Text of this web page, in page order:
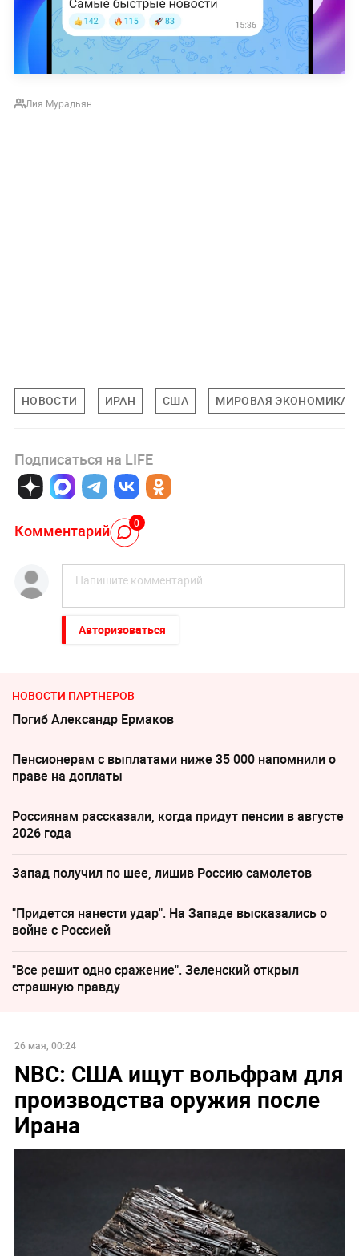
Лия Мурадьян
НОВОСТИ ИРАН США МИРОВАЯ ЭКОНОМИКА
Подписаться на LIFE
Комментарий 0
Авторизоваться
НОВОСТИ ПАРТНЕРОВ
Погиб Александр Ермаков
Пенсионерам с выплатами ниже 35 000 напомнили о
праве на доплаты
Россиянам рассказали, когда придут пенсии в августе
2026 года
Запад получил по шее, лишив Россию самолетов
"Придется нанести удар". На Западе высказались о
войне с Россией
"Все решит одно сражение". Зеленский открыл
страшную правду
26 мая, 00:24
NBC: США ищут вольфрам для
производства оружия после
Ирана